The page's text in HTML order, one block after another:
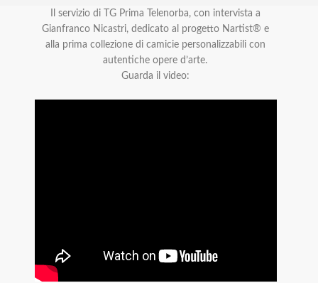
Il servizio di TG Prima Telenorba, con intervista a
Gianfranco Nicastri, dedicato al progetto Nartist® e
alla prima collezione di camicie personalizzabili con
autentiche opere d’arte.
Guarda il video: